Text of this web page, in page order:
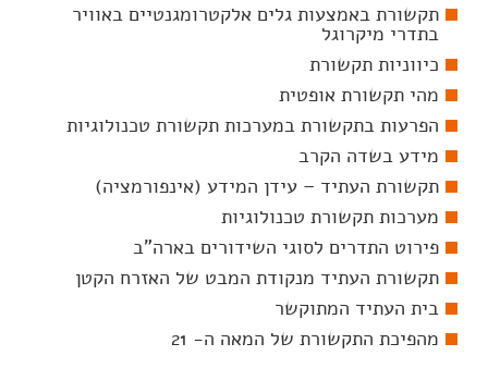
תקשורת באמצעות גלים אלקטרומגנטיים באוויר
בתדרי מיקרוגל
כיווניות תקשורת
מהי תקשורת אופטית
הפרעות בתקשורת במערכות תקשורת טכנולוגיות
מידע בשדה הקרב
תקשורת העתיד – עידן המידע (אינפורמציה)
מערכות תקשורת טכנולוגיות
פירוט התדרים לסוגי השידורים בארה"ב
תקשורת העתיד מנקודת המבט של האזרח הקטן
בית העתיד המתוקשר
מהפיכת התקשורת של המאה ה- 21